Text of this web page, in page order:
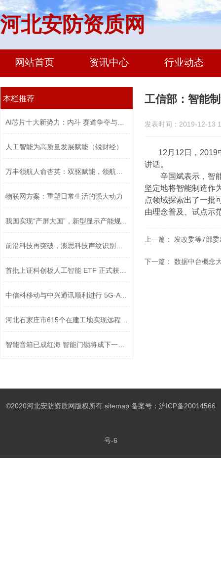
河北安防资质网
网站首页 资讯中心 行业动态
本栏推荐
人工智能为高质量发展赋能（锐财经）
物联网方案：重塑日常生活的强大动力
我国实现“产屏大国”，新型显示产能规...
中信科移动与中兴通讯顺利进行 5G-A 技...
工信部：智能
发表时间：2019-12-13
12月12日，2019
讲话。
辛国斌表示，智能
坚定地将智能制造作
点领域探索出了一批
由理念普及、试点示
上一篇： 发改委等7部
下一篇： 数据中台概念
©2020河北安防资质网版权所有 sitemap备案号： 沪ICP备20014566
号-6